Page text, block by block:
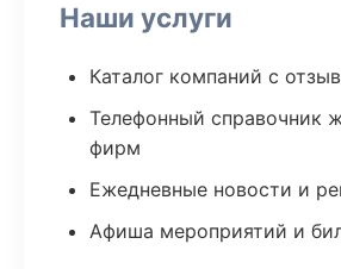
Наши услуги
Каталог компаний с
Телефонный справочник
фирм
Ежедневные новости и
Афиша мероприятий и